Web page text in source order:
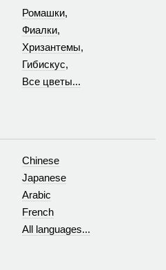
Ромашки,
Фиалки,
Хризантемы,
Гибискус,
Все цветы...
Chinese
Japanese
Arabic
French
All languages...